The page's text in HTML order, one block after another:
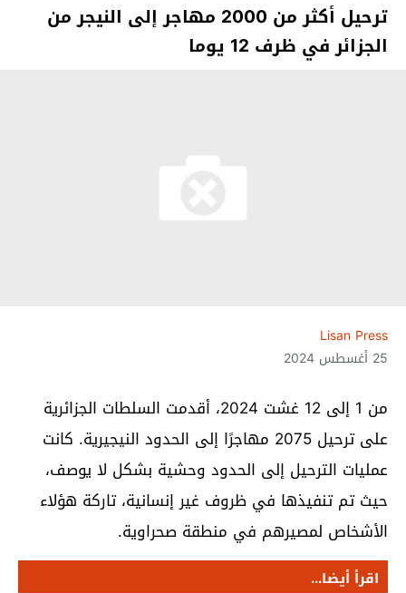
ترحيل أكثر من 2000 مهاجر إلى النيجر من
الجزائر في ظرف 12 يوما
Lisan Press
25 أغسطس 2024
من 1 إلى 12 غشت 2024، أقدمت السلطات الجزائرية
على ترحيل 2075 مهاجرًا إلى الحدود النيجيرية. كانت
عمليات الترحيل إلى الحدود وحشية بشكل لا يوصف،
حيث تم تنفيذها في ظروف غير إنسانية، تاركة هؤلاء
الأشخاص لمصيرهم في منطقة صحراوية.
اقرأ أيضا...